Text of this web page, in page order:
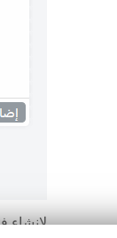
لإنشاء